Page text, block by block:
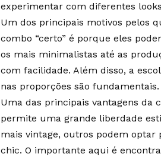
experimentar com diferentes
Um dos principais motivos pelos
combo “certo” é porque eles
os mais minimalistas até as
com facilidade. Além disso, a
nas proporções são fundamentais.
Uma das principais vantagens da
permite uma grande liberdade
mais vintage, outros podem
chic. O importante aqui é